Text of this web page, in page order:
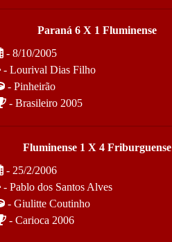
Paraná 6 X 1 Fluminense
- 8/10/2005
- Lourival Dias Filho
- Pinheirão
- Brasileiro 2005
Fluminense 1 X 4 Friburguense
- 25/2/2006
- Pablo dos Santos Alves
- Giulitte Coutinho
- Carioca 2006